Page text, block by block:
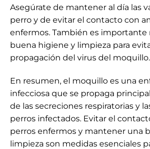
Asegúrate de mantener al día las
perro y de evitar el contacto con
enfermos. También es
buena higiene y limpieza para
propagación del virus del moquillo.
En resumen, el moquillo es una
infecciosa que se propaga
de las secreciones respiratorias y
perros infectados. Evitar el
perros enfermos y mantener una
limpieza son medidas esenciales